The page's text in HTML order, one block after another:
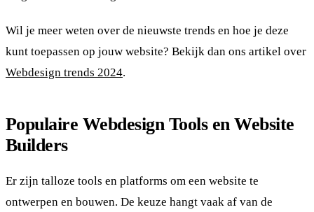
Wil je meer weten over de nieuwste trends en hoe je deze
kunt toepassen op jouw website? Bekijk dan ons artikel over
Webdesign trends 2024.
Populaire Webdesign Tools en Website
Builders
Er zijn talloze tools en platforms om een website te
ontwerpen en bouwen. De keuze hangt vaak af van de